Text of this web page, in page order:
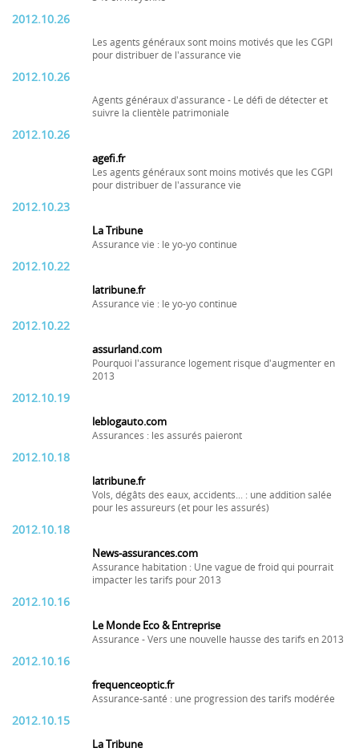
2012.10.26
Les agents généraux sont moins motivés que les CGPI
pour distribuer de l'assurance vie
2012.10.26
Agents généraux d'assurance - Le défi de détecter et
suivre la clientèle patrimoniale
2012.10.26
agefi.fr
Les agents généraux sont moins motivés que les CGPI
pour distribuer de l'assurance vie
2012.10.23
La Tribune
Assurance vie : le yo-yo continue
2012.10.22
latribune.fr
Assurance vie : le yo-yo continue
2012.10.22
assurland.com
Pourquoi l'assurance logement risque d'augmenter en
2013
2012.10.19
leblogauto.com
Assurances : les assurés paieront
2012.10.18
latribune.fr
Vols, dégâts des eaux, accidents... : une addition salée
pour les assureurs (et pour les assurés)
2012.10.18
News-assurances.com
Assurance habitation : Une vague de froid qui pourrait
impacter les tarifs pour 2013
2012.10.16
Le Monde Eco & Entreprise
Assurance - Vers une nouvelle hausse des tarifs en 2013
2012.10.16
frequenceoptic.fr
Assurance-santé : une progression des tarifs modérée
2012.10.15
La Tribune